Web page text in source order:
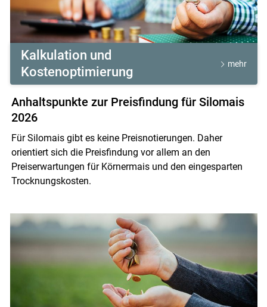
Kalkulation und
Kostenoptimierung
mehr
Anhaltspunkte zur Preisfindung für Silomais
2026
Für Silomais gibt es keine Preisnotierungen. Daher
orientiert sich die Preisfindung vor allem an den
Preiserwartungen für Körnermais und den eingesparten
Trocknungskosten.